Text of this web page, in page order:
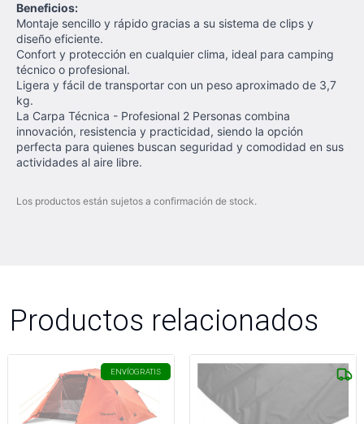
Beneficios:
Montaje sencillo y rápido gracias a su sistema de clips y
diseño eficiente.
Confort y protección en cualquier clima, ideal para camping
técnico o profesional.
Ligera y fácil de transportar con un peso aproximado de 3,7
kg.
La Carpa Técnica - Profesional 2 Personas combina
innovación, resistencia y practicidad, siendo la opción
perfecta para quienes buscan seguridad y comodidad en sus
actividades al aire libre.
Los productos están sujetos a confirmación de stock.
Productos relacionados
ENVÍOGRATIS